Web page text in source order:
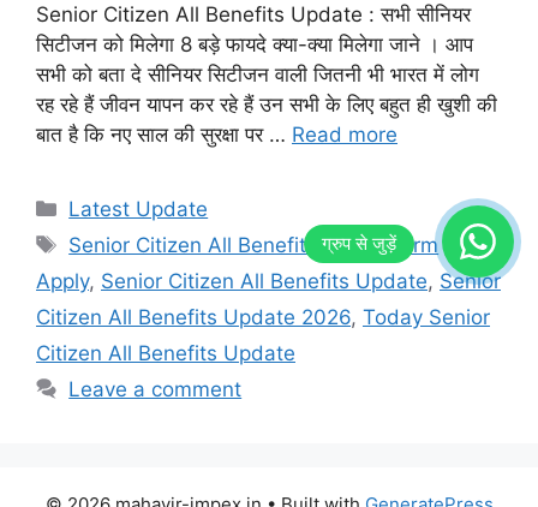
Senior Citizen All Benefits Update : सभी सीनियर
सिटीजन को मिलेगा 8 बड़े फायदे क्या-क्या मिलेगा जाने । आप
सभी को बता दे सीनियर सिटीजन वाली जितनी भी भारत में लोग
रह रहे हैं जीवन यापन कर रहे हैं उन सभी के लिए बहुत ही खुशी की
बात है कि नए साल की सुरक्षा पर … Read more
Categories
Latest Update
Tags
Senior Citizen All Benefits Online Form
Apply, Senior Citizen All Benefits Update, Senior
Citizen All Benefits Update 2026, Today Senior
Citizen All Benefits Update
Leave a comment